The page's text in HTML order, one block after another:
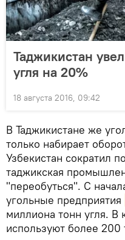
Таджикистан
угля на 20%
18 августа 2016, 09:42
В Таджикистане же
только набирает
Узбекистан сократил
таджикская
"переобуться". С
угольные предприятия
миллиона тонн угля. В
используют более 200